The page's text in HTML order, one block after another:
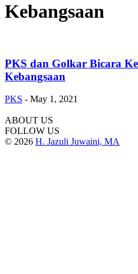
Kebangsaan
PKS dan Golkar Bicara
Kebangsaan
PKS - May 1, 2021
ABOUT US
FOLLOW US
© 2026 H. Jazuli Juwaini, MA